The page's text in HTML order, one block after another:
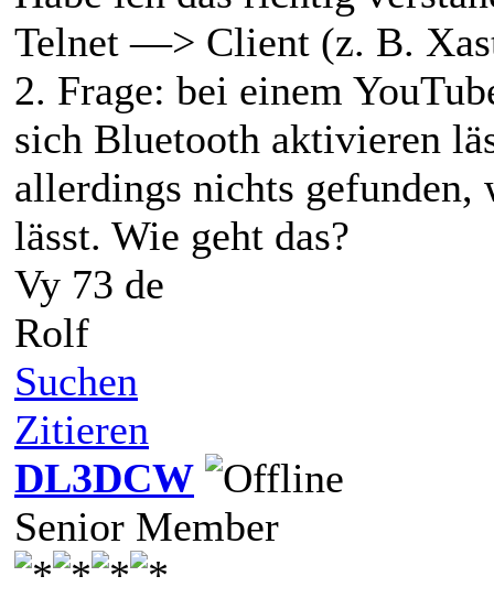
Telnet —> Client (z. B.
2. Frage: bei einem
sich Bluetooth aktivieren
allerdings nichts
lässt. Wie geht das?
Vy 73 de
Rolf
Suchen
Zitieren
DL3DCW
Senior Member